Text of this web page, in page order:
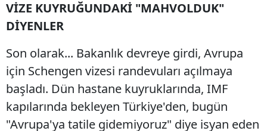
VİZE KUYRUĞUNDAKİ "MAHVOLDUK"
DİYENLER
Son olarak... Bakanlık devreye girdi, Avrupa
için Schengen vizesi randevuları açılmaya
başladı. Dün hastane kuyruklarında, IMF
kapılarında bekleyen Türkiye'den, bugün
"Avrupa'ya tatile gidemiyoruz" diye isyan eden